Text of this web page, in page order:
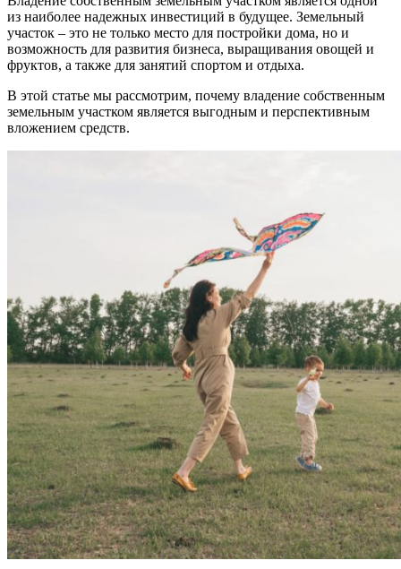
из наиболее надежных инвестиций в будущее. Земельный
участок – это не только место для постройки дома, но и
возможность для развития бизнеса, выращивания овощей и
фруктов, а также для занятий спортом и отдыха.
В этой статье мы рассмотрим, почему владение собственным
земельным участком является выгодным и перспективным
вложением средств.